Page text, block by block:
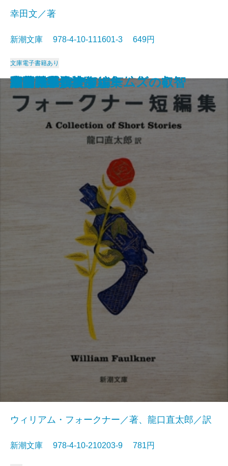
マンスフィールド短編集
太陽の季節
赤と黒〔上〕
ポー詩集
マノン・レスコー
郷愁
智恵子抄
草の花
夜間飛行
父・こんなこと
幸田文／著
新潮文庫 978-4-10-111601-3 649円
文庫電子書籍あり
フォークナー短編集
ウィリアム・フォークナー／著、龍口直太郎／訳
新潮文庫 978-4-10-210203-9 781円
細雪〔上〕
細雪〔中〕
細雪〔下〕
大和路・信濃路
野菊の墓
西部戦線異状なし
シャーロック・ホームズの叡智
人間について
サンクチュアリ